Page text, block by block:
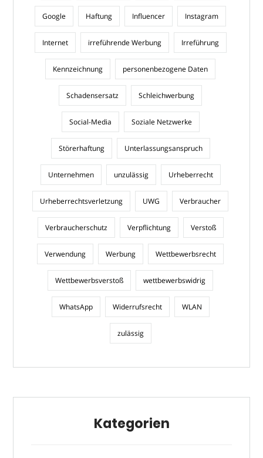
Google Haftung Influencer Instagram
Internet irreführende Werbung Irreführung
Kennzeichnung personenbezogene Daten
Schadensersatz Schleichwerbung
Social-Media Soziale Netzwerke
Störerhaftung Unterlassungsanspruch
Unternehmen unzulässig Urheberrecht
Urheberrechtsverletzung UWG Verbraucher
Verbraucherschutz Verpflichtung Verstoß
Verwendung Werbung Wettbewerbsrecht
Wettbewerbsverstoß wettbewerbswidrig
WhatsApp Widerrufsrecht WLAN
zulässig
Kategorien